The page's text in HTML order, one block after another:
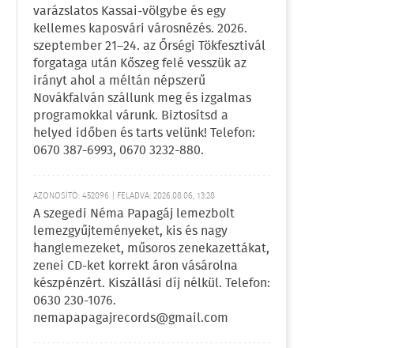
varázslatos Kassai-völgybe és egy
kellemes kaposvári városnézés. 2026.
szeptember 21–24. az Őrségi Tökfesztivál
forgataga után Kőszeg felé vesszük az
irányt ahol a méltán népszerű
Novákfalván szállunk meg és izgalmas
programokkal várunk. Biztosítsd a
helyed időben és tarts velünk! Telefon:
0670 387-6993, 0670 3232-880.
AZONOSÍTÓ: 452096 | FELADVA: 2026.08.06, 13:28
A szegedi Néma Papagáj lemezbolt
lemezgyűjteményeket, kis és nagy
hanglemezeket, műsoros zenekazettákat,
zenei CD-ket korrekt áron vásárolna
készpénzért. Kiszállási díj nélkül. Telefon:
0630 230-1076.
nemapapagajrecords@gmail.com